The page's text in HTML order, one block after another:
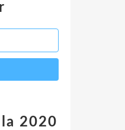
2020